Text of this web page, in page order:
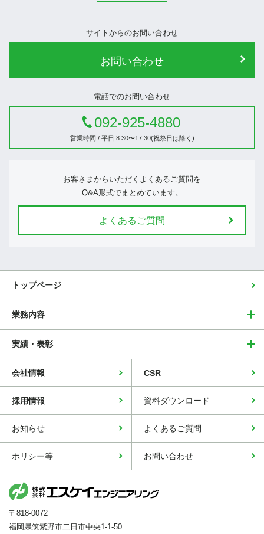
サイトからのお問い合わせ
お問い合わせ
電話でのお問い合わせ
092-925-4880
営業時間 / 平日 8:30〜17:30(祝祭日は除く)
お客さまからいただくよくあるご質問を
Q&A形式でまとめています。
よくあるご質問
トップページ
業務内容
実績・表彰
会社情報 CSR
採用情報 資料ダウンロード
お知らせ よくあるご質問
ポリシー等 お問い合わせ
〒818-0072
福岡県筑紫野市二日市中央1-1-50